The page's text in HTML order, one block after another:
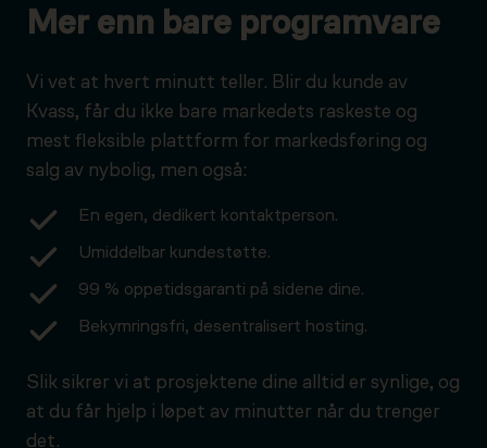
Mer enn bare programvare
Vi vet at hvert minutt teller. Blir du kunde av
Kvass, får du ikke bare markedets raskeste og
mest fleksible plattform for markedsføring og
salg av nybolig, men også:
En egen, dedikert kontaktperson.
Umiddelbar kundestøtte.
99 % oppetidsgaranti på sidene dine.
Bekymringsfri, desentralisert hosting.
Slik sikrer vi at prosjektene dine alltid er synlige, og
at du får hjelp i løpet av minutter når du trenger
det.